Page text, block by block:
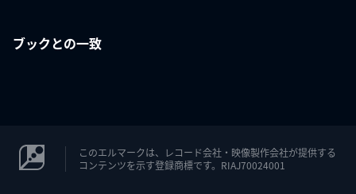
ブックとの一致
このエルマークは、レコード会社・映像製作会社が提供する
コンテンツを示す登録商標です。RIAJ70024001